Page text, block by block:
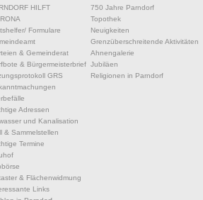
HILFT
Formulare
& Gemeinderat
& Bürgermeisterbrief
GRS
Adressen
und Kanalisation
& Sammelstellen
Termine
& Flächenwidmung
Links
750 Jahre Parndorf
Topothek
Neuigkeiten
Grenzüberschreitende Aktivitäten
Ahnengalerie
Jubiläen
Religionen in Parndorf